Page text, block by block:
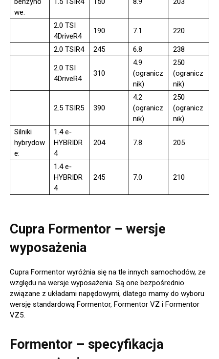
we:
2.0 TSI
4DriveR4
190 7.1 220
2.0 TSIR4 245 6.8 238
2.0 TSI
4DriveR4
310
4.9
(ogranicz
nik)
250
(ogranicz
nik)
2.5 TSIR5 390
4.2
(ogranicz
nik)
250
(ogranicz
nik)
Silniki
hybrydow
e:
1.4 e-
HYBRIDR
4
204 7.8 205
1.4 e-
HYBRIDR
4
245 7.0 210
Cupra Formentor – wersje
wyposażenia
Cupra Formentor wyróżnia się na tle innych samochodów, ze
względu na wersje wyposażenia. Są one bezpośrednio
związane z układami napędowymi, dlatego mamy do wyboru
wersję standardową Formentor, Formentor VZ i Formentor
VZ5.
Formentor – specyfikacja